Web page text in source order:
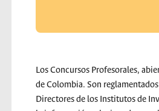
Los Concursos Profesorales,
de Colombia. Son
Directores de los Institutos de